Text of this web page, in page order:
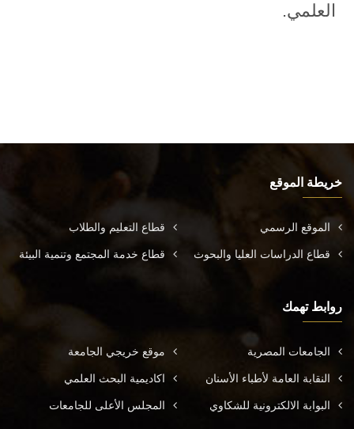
العلمي.
خريطة الموقع
الموقع الرسمي قطاع التعليم والطلاب
قطاع الدراسات العليا والبحوث قطاع خدمة المجتمع وتنمية البيئة
روابط تهمك
الجامعات المصرية موقع خريجي الجامعة
النقابة العامة لأطباء الأسنان اكاديمية البحث العلمي
البوابة الالكترونية للشكاوي المجلس الأعلى للجامعات